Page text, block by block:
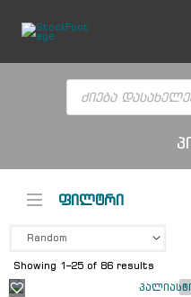
content
Products
search
ფილტრი
Showing 1–25 of 86 results